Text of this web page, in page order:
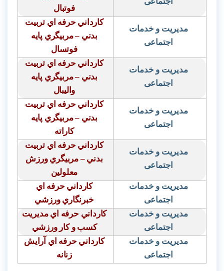
فوتبال
مدیریت و خدمات
اجتماعی
كارداني حرفه اي تربيت
بدني – مربيگري پايه
فوتسال
مدیریت و خدمات
اجتماعی
كارداني حرفه اي تربيت
بدني – مربيگري پايه
واليبال
مدیریت و خدمات
اجتماعی
كارداني حرفه اي تربيت
بدني – مربيگري پايه
كاراته
مدیریت و خدمات
اجتماعی
كارداني حرفه اي تربيت
بدني – مربيگري ورزش
معلولين
مدیریت و خدمات
اجتماعی
كارداني حرفه اي
خبرنگاري ورزشي
مدیریت و خدمات
اجتماعی
كارداني حرفه اي مديريت
كسب و كار ورزشي
مدیریت و خدمات
اجتماعی
كارداني حرفه اي آرايش
زنانه